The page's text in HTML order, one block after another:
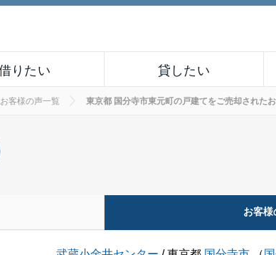
りたい 貸したい
お客様の声一覧 東京都 国分寺市東元町の戸建てをご売却された
お客様